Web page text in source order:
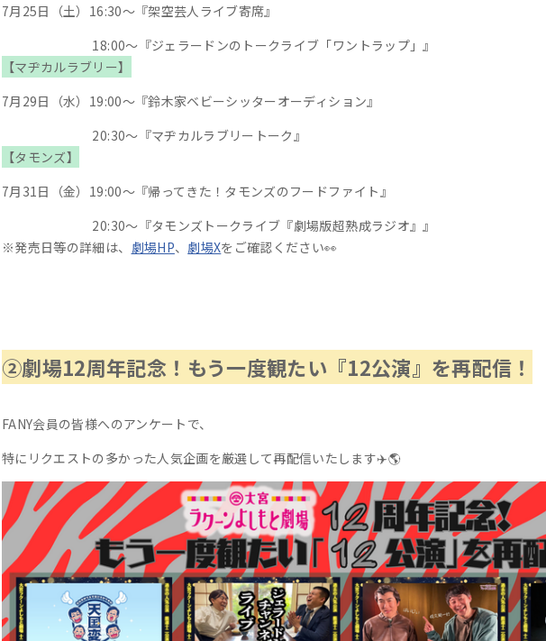
7月25日（土）16:30～『架空芸人ライブ寄席』
18:00～『ジェラードンのトークライブ「ワントラップ」』
【マヂカルラブリー】
7月29日（水）19:00～『鈴木家ベビーシッターオーディション』
20:30～『マヂカルラブリートーク』
【タモンズ】
7月31日（金）19:00～『帰ってきた！タモンズのフードファイト』
20:30～『タモンズトークライブ『劇場版超熟成ラジオ』』
※発売日等の詳細は、 劇場HP、 劇場Xをご確認ください👀
②劇場12周年記念！もう一度観たい『12公演』を再配信！
FANY会員の皆様へのアンケートで、
特にリクエストの多かった人気企画を厳選して再配信いたします✈️🌎